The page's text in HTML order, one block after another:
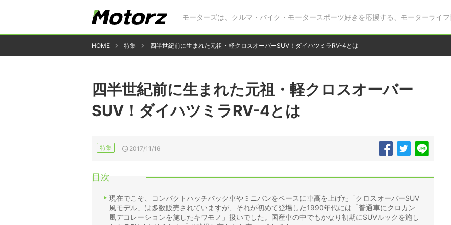
モーターズは、クルマ・バイク・モータースポーツ好きを応援する、モーターライフ
HOME 特集 四半世紀前に生まれた元祖・軽クロスオーバーSUV！ダイハツミラRV-4とは
四半世紀前に生まれた元祖・軽クロスオーバー
SUV！ダイハツミラRV-4とは
特集 2017/11/16
目次
現在でこそ、コンパクトハッチバック車やミニバンをベースに車高を上げた「クロスオーバーSUV
風モデル」は多数販売されていますが、それが初めて登場した1990年代には「普通車にクロカン
風デコレーションを施したキワモノ」扱いでした。国産車の中でもかなり初期にSUVルックを施し